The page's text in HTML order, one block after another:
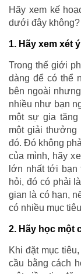
Hãy xem kế
dưới đây không?
1. Hãy xem xét
Trong thế giới
dàng để có thể
bên ngoài
nhiều như bạn
một sự gia tăng
một giải thưởng
đó. Đó không
của mình, hãy
lớn nhất tới bạn
hỏi, đó có phải
gian là có hạn,
có nhiều mục
2. Hãy học một
Khi đặt mục
cầu bằng cách